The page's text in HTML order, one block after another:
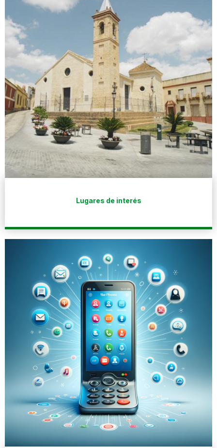
Lugares de interés